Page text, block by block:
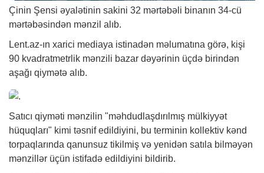
Çinin Şensi əyalətinin sakini 32 mərtəbəli binanın 34-cü
mərtəbəsindən mənzil alıb.
Lent.az-ın xarici mediaya istinadən məlumatına görə, kişi
90 kvadratmetrlik mənzili bazar dəyərinin üçdə birindən
aşağı qiymətə alıb.
Satıcı qiyməti mənzilin "məhdudlaşdırılmış mülkiyyət
hüquqları" kimi təsnif edildiyini, bu terminin kollektiv kənd
torpaqlarında qanunsuz tikilmiş və yenidən satıla bilməyən
mənzillər üçün istifadə edildiyini bildirib.